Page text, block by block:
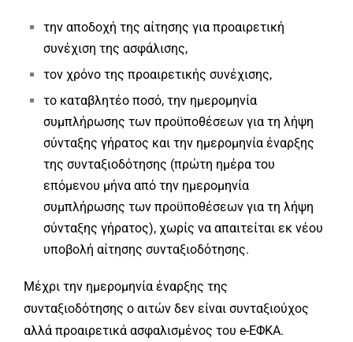
την αποδοχή της αίτησης για προαιρετική
συνέχιση της ασφάλισης,
τον χρόνο της προαιρετικής συνέχισης,
το καταβλητέο ποσό, την ημερομηνία
συμπλήρωσης των προϋποθέσεων για τη λήψη
σύνταξης γήρατος και την ημερομηνία έναρξης
της συνταξιοδότησης (πρώτη ημέρα του
επόμενου μήνα από την ημερομηνία
συμπλήρωσης των προϋποθέσεων για τη λήψη
σύνταξης γήρατος), χωρίς να απαιτείται εκ νέου
υποβολή αίτησης συνταξιοδότησης.
Μέχρι την ημερομηνία έναρξης της
συνταξιοδότησης ο αιτών δεν είναι συνταξιούχος
αλλά προαιρετικά ασφαλισμένος του e-ΕΦΚΑ.